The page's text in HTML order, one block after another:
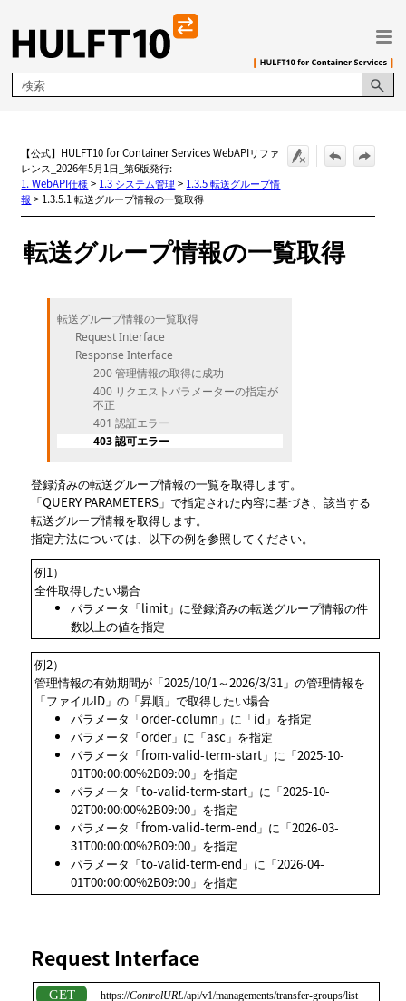
メイン コンテンツにスキップ
【公式】HULFT10 for Container Services WebAPIリファ
レンス_2026年5月1日_第6版発行:
1. WebAPI仕様> 1.3 システム管理 > 1.3.5 転送グループ情
報 > 1.3.5.1 転送グループ情報の一覧取得
転送グループ情報の一覧取得
転送グループ情報の一覧取得
Request Interface
Response Interface
200 管理情報の取得に成功
400 リクエストパラメーターの指定が
不正
401 認証エラー
403 認可エラー
登録済みの転送グループ情報の一覧を取得します。
「QUERY PARAMETERS」で指定された内容に基づき、該当する
転送グループ情報を取得します。
指定方法については、以下の例を参照してください。
例1）
全件取得したい場合
パラメータ「limit」に登録済みの転送グループ情報の件
数以上の値を指定
例2）
管理情報の有効期間が「2025/10/1～2026/3/31」の管理情報を
「ファイルID」の「昇順」で取得したい場合
パラメータ「order-column」に「id」を指定
パラメータ「order」に「asc」を指定
パラメータ「from-valid-term-start」に「2025-10-
01T00:00:00%2B09:00」を指定
パラメータ「to-valid-term-start」に「2025-10-
02T00:00:00%2B09:00」を指定
パラメータ「from-valid-term-end」に「2026-03-
31T00:00:00%2B09:00」を指定
パラメータ「to-valid-term-end」に「2026-04-
01T00:00:00%2B09:00」を指定
Request Interface
https://ControlURL/api/v1/managements/transfer-groups/list